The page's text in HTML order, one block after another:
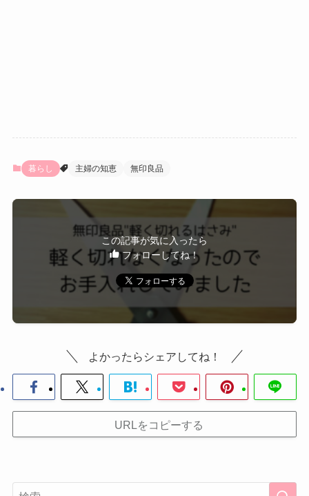
暮らし 主婦の知恵 無印良品
この記事が気に入ったら
フォローしてね！
よかったらシェアしてね！
URLをコピーする